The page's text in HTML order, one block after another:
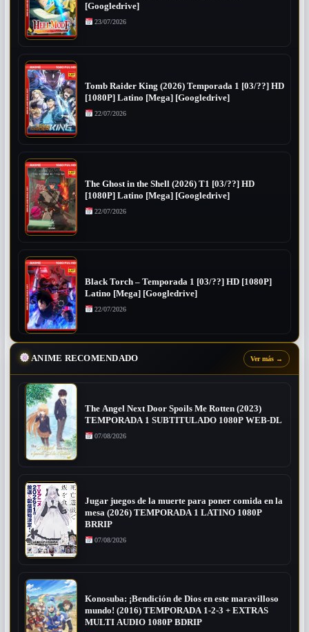
[Googledrive]
23/07/2026
Tomb Raider King (2026) Temporada 1 [03/??] HD
[1080P] Latino [Mega] [Googledrive]
22/07/2026
The Ghost in the Shell (2026) T1 [03/??] HD
[1080P] Latino [Mega] [Googledrive]
22/07/2026
Black Torch – Temporada 1 [03/??] HD [1080P]
Latino [Mega] [Googledrive]
22/07/2026
ANIME RECOMENDADO Ver más →
The Angel Next Door Spoils Me Rotten (2023)
TEMPORADA 1 SUBTITULADO 1080P WEB-DL
07/08/2026
Jugar juegos de la muerte para poner comida en la
mesa (2026) TEMPORADA 1 LATINO 1080P
BRRIP
07/08/2026
Konosuba: ¡Bendición de Dios en este maravilloso
mundo! (2016) TEMPORADA 1-2-3 + EXTRAS
MULTI AUDIO 1080P BDRIP